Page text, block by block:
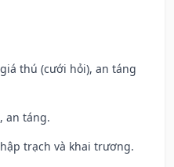
thú (cưới hỏi), an táng
an táng.
trạch và khai trương.